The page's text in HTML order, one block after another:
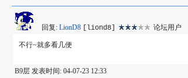
回复: LionD8 [liond8] 论坛用户
不行~就多看几便
B9层 发表时间: 04-07-23 12:33